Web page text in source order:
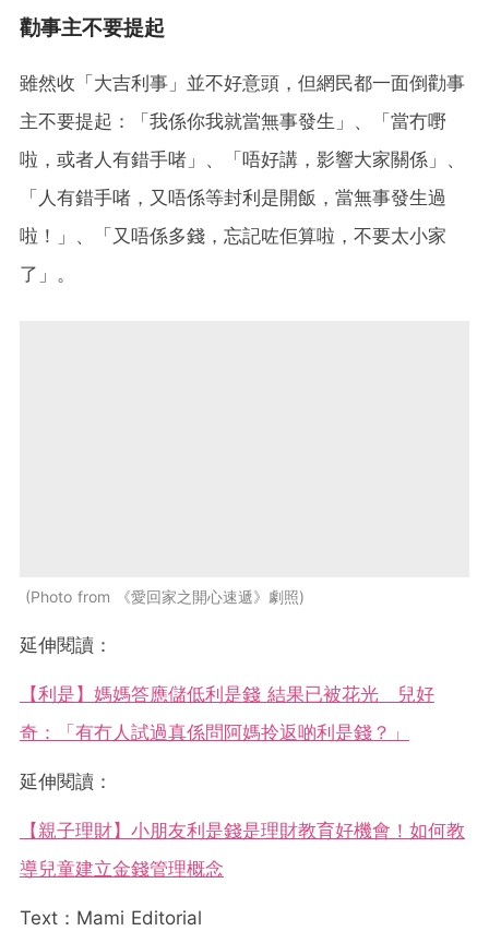
勸事主不要提起
雖然收「大吉利事」並不好意頭，但網民都一面倒勸事
主不要提起：「我係你我就當無事發生」、「當冇嘢
啦，或者人有錯手啫」、「唔好講，影響大家關係」、
「人有錯手啫，又唔係等封利是開飯，當無事發生過
啦！」、「又唔係多錢，忘記咗佢算啦，不要太小家
了」。
Photo from 《愛回家之開心速遞》劇照
延伸閱讀：
【利是】媽媽答應儲低利是錢 結果已被花光 兒好
奇：「有冇人試過真係問阿媽拎返啲利是錢？」
延伸閱讀：
【親子理財】小朋友利是錢是理財教育好機會！如何教
導兒童建立金錢管理概念
Text：Mami Editorial